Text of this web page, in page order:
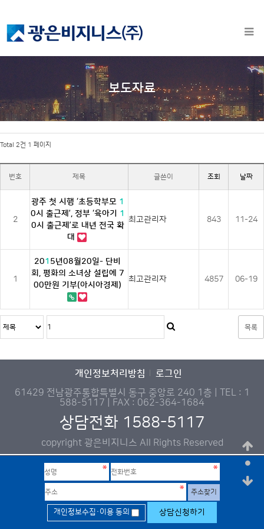
보도자료
Total 2건 1 페이지
번호 제목 글쓴이 조회 날짜
2
광주 첫 시행 ‘초등학부모 1
0시 출근제’, 정부 ‘육아기 1
0시 출근제’로 내년 전국 확
대
최고관리자 843 11-24
1
201 5년08월20일- 단비
회, 평화의 소녀상 설립에 7
00만원 기부(아시아경제)
최고관리자 4857 06-19
목록
개인정보처리방침
로그인
61429 전남광주통합특별시 동구 중앙로 240 1층 | TEL : 1
588-5117 | FAX : 062-364-1684
상담전화 1588-5117
copyright 광은비지니스 All Rights Reserved
주소찾기
개인정보수집·이용 동의 상담신청하기